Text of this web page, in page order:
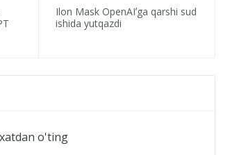
Ilon Mask OpenAIʼga qarshi sud
ishida yutqazdi
o'ting